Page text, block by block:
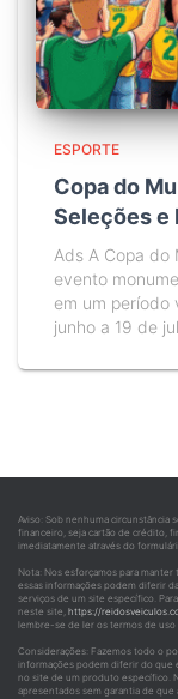
ESPORTE
Copa do
Seleções e
Ads A Copa
evento
em um período
junho a 19 de
Aviso: Sob nenhuma
financeiro, seja cartão de crédito,
imediatamente através do
Nota: Nos esforçamos para
essas informações podem diferir
serviços de um site específico.
neste site, https://
lembre-se de ler os termos de uso
Considerações: Fazemos todo o
informações podem diferir do que
no site de um produto específico.
apresentados sem garantia de